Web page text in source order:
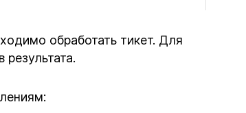
обработать тикет. Для